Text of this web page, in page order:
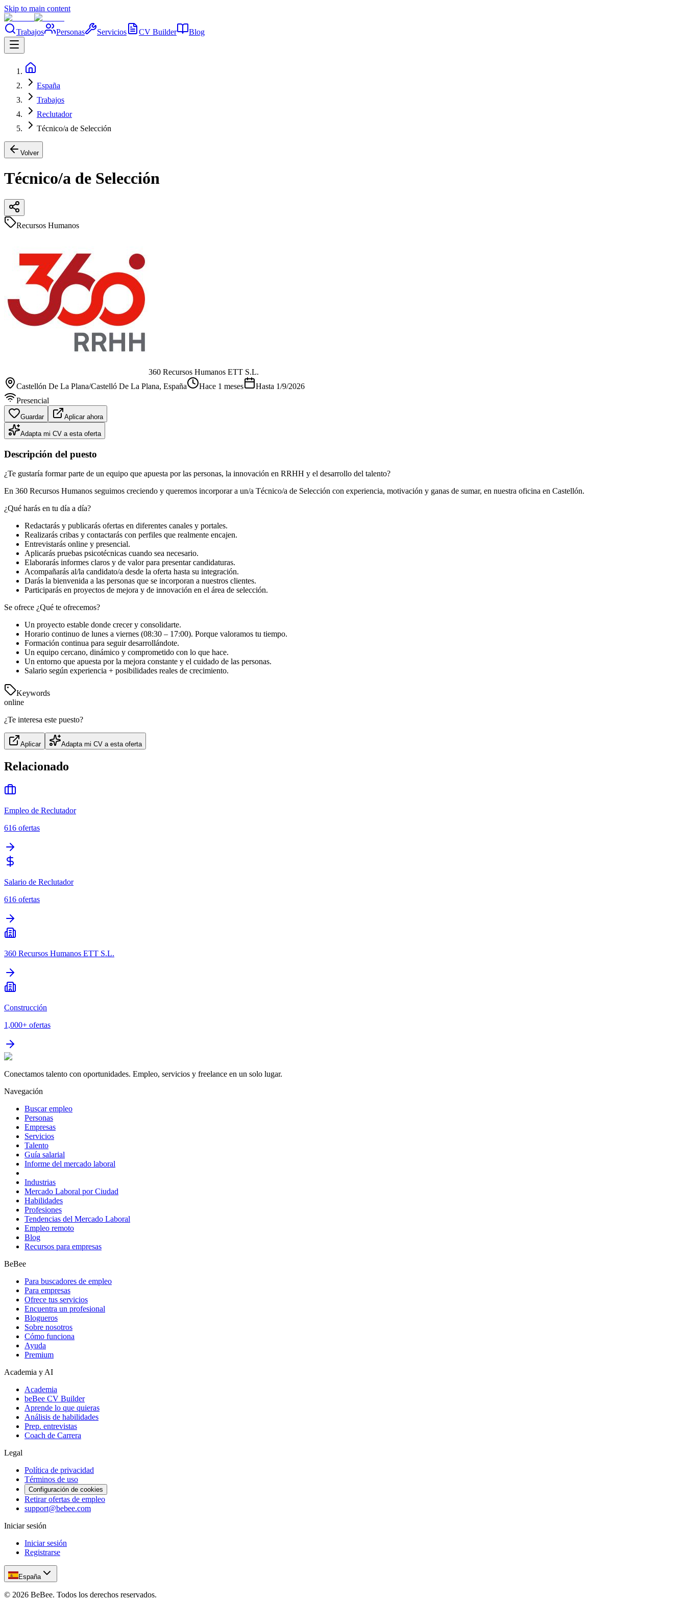
Skip to main content
Trabajos Personas Servicios CV Builder Blog
España
Trabajos
Reclutador
Técnico/a de Selección
Volver
Técnico/a de Selección
Recursos Humanos
360 Recursos Humanos ETT S.L.
Castellón De La Plana/Castelló De La Plana, España Hace 1 meses Hasta 1/9/2026
Presencial
Guardar Aplicar ahora
Adapta mi CV a esta oferta
Descripción del puesto
¿Te gustaría formar parte de un equipo que apuesta por las personas, la innovación en RRHH y el desarrollo del talento?
En 360 Recursos Humanos seguimos creciendo y queremos incorporar a un/a Técnico/a de Selección con experiencia, motivación y ganas de sumar, en nuestra oficina en Castellón.
¿Qué harás en tu día a día?
Redactarás y publicarás ofertas en diferentes canales y portales.
Realizarás cribas y contactarás con perfiles que realmente encajen.
Entrevistarás online y presencial.
Aplicarás pruebas psicotécnicas cuando sea necesario.
Elaborarás informes claros y de valor para presentar candidaturas.
Acompañarás al/la candidato/a desde la oferta hasta su integración.
Darás la bienvenida a las personas que se incorporan a nuestros clientes.
Participarás en proyectos de mejora y de innovación en el área de selección.
Se ofrece ¿Qué te ofrecemos?
Un proyecto estable donde crecer y consolidarte.
Horario continuo de lunes a viernes (08:30 – 17:00). Porque valoramos tu tiempo.
Formación continua para seguir desarrollándote.
Un equipo cercano, dinámico y comprometido con lo que hace.
Un entorno que apuesta por la mejora constante y el cuidado de las personas.
Salario según experiencia + posibilidades reales de crecimiento.
Keywords
online
¿Te interesa este puesto?
Aplicar Adapta mi CV a esta oferta
Relacionado
Empleo de Reclutador
616 ofertas
Salario de Reclutador
616 ofertas
360 Recursos Humanos ETT S.L.
Construcción
1,000+ ofertas
Conectamos talento con oportunidades. Empleo, servicios y freelance en un solo lugar.
Navegación
Buscar empleo
Personas
Empresas
Servicios
Talento
Guía salarial
Informe del mercado laboral
Industrias
Mercado Laboral por Ciudad
Habilidades
Profesiones
Tendencias del Mercado Laboral
Empleo remoto
Blog
Recursos para empresas
BeBee
Para buscadores de empleo
Para empresas
Ofrece tus servicios
Encuentra un profesional
Blogueros
Sobre nosotros
Cómo funciona
Ayuda
Premium
Academia y AI
Academia
beBee CV Builder
Aprende lo que quieras
Análisis de habilidades
Prep. entrevistas
Coach de Carrera
Legal
Política de privacidad
Términos de uso
Configuración de cookies
Retirar ofertas de empleo
support@bebee.com
Iniciar sesión
Iniciar sesión
Registrarse
España
© 2026 BeBee. Todos los derechos reservados.